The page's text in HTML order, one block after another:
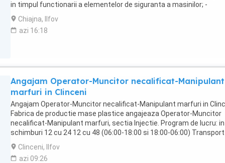
in timpul functionarii a elementelor de siguranta a masinilor; -
respectarea planului de lucru conform cu organizarea productiei; -
urmarirea in timpul procesului de productie a bunei functionalitati a
utilajelor si a conformitatii produselor. Candidatul ideal: -
functie de vechimea in companie; - Zile suplimentare de concediu in
functie de vechimea in munca; - Tichete cadou de sarbatori; -
Decontare transport. Punct de lucru: Chiajna. Mijloace de transport:
liniile STB 137, langa Carrefour Militari. Detalii la: 0771.468.218
Chiajna, Ilfov
azi 16:18
Angajam Operator-Muncitor necalificat-Manipulant
marfuri in Clinceni
Angajam Operator-Muncitor necalificat-Manipulant marfuri in
Fabrica de productie mase plastice angajeaza Operator-Muncitor
necalificat-Manipulant marfuri, sectia Injectie. Program de lucru: in
schimburi 12 cu 24 12 cu 48 (06:00-18:00 si 18:00-06:00) Transport
asigurat cu microbuzul companiei de la Metrou Gorjului Prelungirea
Ghencea. Detalii la: 0737.466.725
Clinceni, Ilfov
azi 09:26